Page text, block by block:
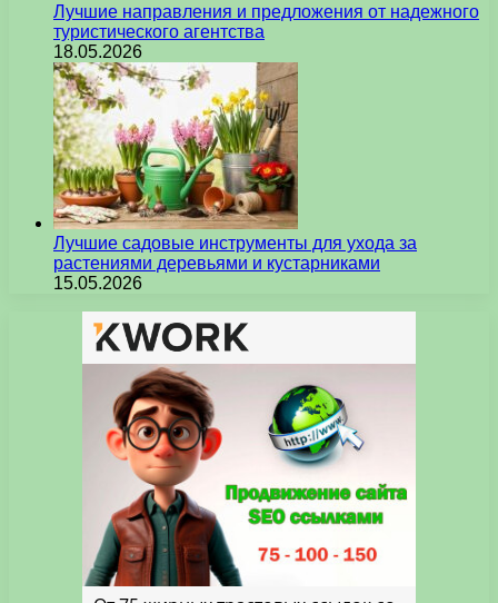
Лучшие направления и предложения от надежного
туристического агентства
18.05.2026
Лучшие садовые инструменты для ухода за
растениями деревьями и кустарниками
15.05.2026